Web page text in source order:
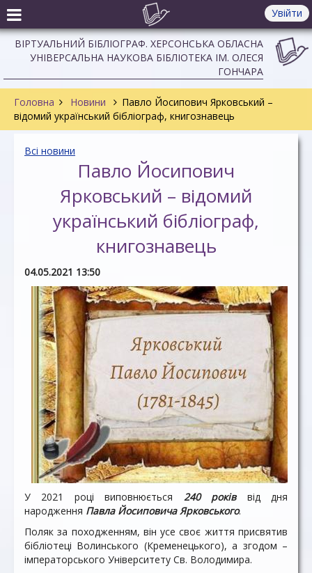
Увійти
ВІРТУАЛЬНИЙ БІБЛІОГРАФ. ХЕРСОНСЬКА ОБЛАСНА
УНІВЕРСАЛЬНА НАУКОВА БІБЛІОТЕКА ІМ. ОЛЕСЯ
ГОНЧАРА
Головна Новини
Павло Йосипович Ярковський –
відомий український бібліограф, книгознавець
Всі новини
Павло Йосипович
Ярковський – відомий
український бібліограф,
книгознавець
04.05.2021 13:50
У 2021 році виповнюється 240 роківвід дня
народження Павла Йосиповича Ярковського.
Поляк за походженням, він усе своє життя присвятив
бібліотеці Волинського (Кременецького), а згодом –
імператорського Університету Св. Володимира.